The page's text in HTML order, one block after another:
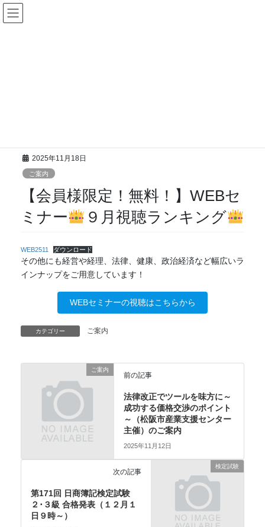
コ
ン
ナ
ビ
2025年11月18日
ご案内
【会員様限定！無料！】WEBセ
ミナー
９月視聴ランキング
WEB2511 ダウンロード
その他にも経営や経理、法律、健康、政治経済など幅広いラ
インナップをご用意しています！
WEBセミナーの視聴はこちらから
カテゴリー ご案内
ご案内
前の記事
法律改正でツールを味方に～
成功する価格交渉のポイント
～（松阪市産業支援センター
主催）のご案内
2025年11月12日
検定試験
次の記事
第171回 日商簿記検定試験
２･３級 合格発表（１２月１
日９時～）